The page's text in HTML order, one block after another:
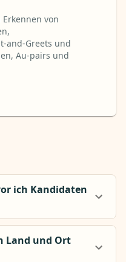
von
and-Greets und
Au-pairs und
ich Kandidaten
Land und Ort